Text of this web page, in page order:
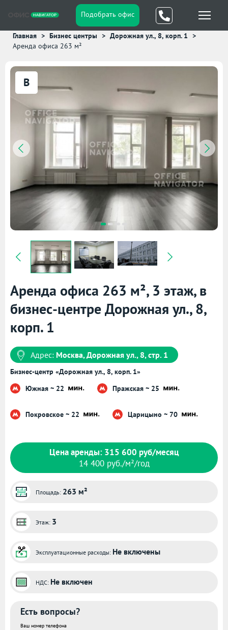
Подобрать офис
Главная Бизнес центры
Дорожная ул., 8, корп. 1
Аренда офиса 263 м²
B
Аренда офиса 263 м², 3 этаж, в
бизнес-центре Дорожная ул., 8,
корп. 1
Адрес: Москва, Дорожная ул., 8, стр. 1
Бизнес-центр «Дорожная ул., 8, корп. 1»
Южная ~ 22
Пражская ~ 25
Покровское ~ 22 Царицыно ~ 70
Цена аренды: 315 600 руб/месяц
14 400 руб./м²/год
Площадь: 263 м²
Этаж: 3
Эксплуатационные расходы: Не включены
НДС: Не включен
Есть вопросы?
Ваш номер телефона